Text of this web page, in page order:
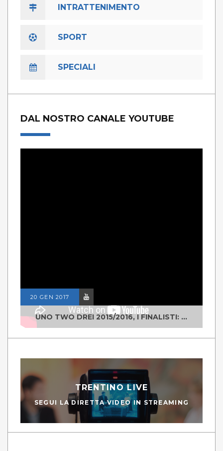
INTRATTENIMENTO
SPORT
SPECIALI
DAL NOSTRO CANALE YOUTUBE
20 GEN 2017
UNO TWO DREI 2015/2016, I FINALISTI: CLASSE IV ALS ISTITUTO "DEGASPERI" BORGO VALSUGANA
TRENTINO LIVE
SEGUI LA DIRETTA VIDEO IN STREAMING